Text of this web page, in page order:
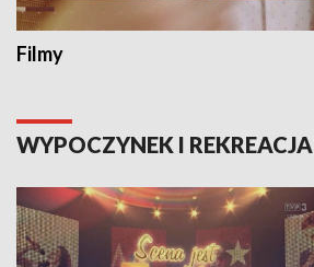
Filmy
WYPOCZYNEK I REKREACJA